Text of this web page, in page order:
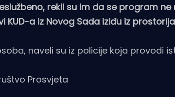
rekli su im da se program ne
a iz Novog Sada iziđu iz
naveli su iz policije koja provodi
Prosvjeta